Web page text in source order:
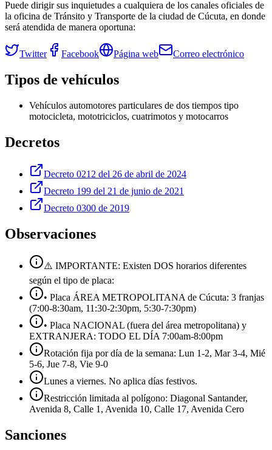
Puede dirigir sus inquietudes a cualquiera de los canales oficiales de
la oficina de Tránsito y Transporte de la ciudad de Cúcuta, en donde
será atendida de manera oportuna:
Twitter Facebook Página web Correo electrónico
Tipos de vehículos
Vehículos automotores particulares de dos tiempos tipo
motocicleta, mototriciclos, cuatrimotos y motocarros
Decretos
Decreto 0212 del 26 de abril de 2024
Decreto 199 del 21 de junio de 2021
Decreto 0300 de 2019
Observaciones
⚠️ IMPORTANTE: Existen DOS horarios diferentes
según el tipo de placa:
• Placa ÁREA METROPOLITANA de Cúcuta: 3 franjas
(7:00-8:30am, 11:30-2:30pm, 5:30-7:30pm)
• Placa NACIONAL (fuera del área metropolitana) y
EXTRANJERA: TODO EL DÍA 7:00am-8:00pm
Rotación fija por día de la semana: Lun 1-2, Mar 3-4, Mié
5-6, Jue 7-8, Vie 9-0
Lunes a viernes. No aplica días festivos.
Restricción limitada al polígono: Diagonal Santander,
Avenida 8, Calle 1, Avenida 10, Calle 17, Avenida Cero
Sanciones